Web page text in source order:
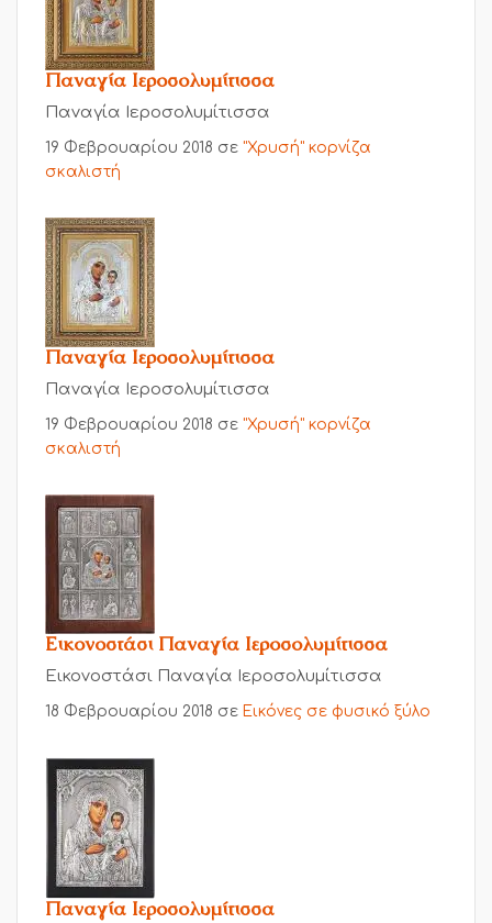
Παναγία Ιεροσολυμίτισσα
Παναγία Ιεροσολυμίτισσα
19 Φεβρουαρίου 2018 σε "Χρυσή" κορνίζα
σκαλιστή
Παναγία Ιεροσολυμίτισσα
Παναγία Ιεροσολυμίτισσα
19 Φεβρουαρίου 2018 σε "Χρυσή" κορνίζα
σκαλιστή
Εικονοστάσι Παναγία Ιεροσολυμίτισσα
Εικονοστάσι Παναγία Ιεροσολυμίτισσα
18 Φεβρουαρίου 2018 σε Εικόνες σε φυσικό ξύλο
Παναγία Ιεροσολυμίτισσα